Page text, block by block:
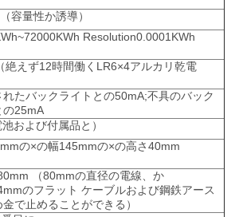
容量性か誘導）
Resolution0.0001KWh
絶えず12時間働くLR6×4アルカリ乾電
れたバックライトとの50mA;不具のバック
の25mA
および付属品と）
の×の幅145mmの×の高さ40mm
（80mmの直径の電線、か
のフラット ケーブルおよび鋼鉄アース
で止めることができる）